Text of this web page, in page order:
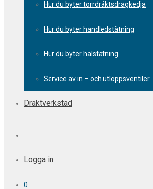
Hur du byter torrdräktsdragkedja
Hur du byter handledstätning
Hur du byter halstätning
Service av in – och utloppsventiler
Dräktverkstad
Logga in
0